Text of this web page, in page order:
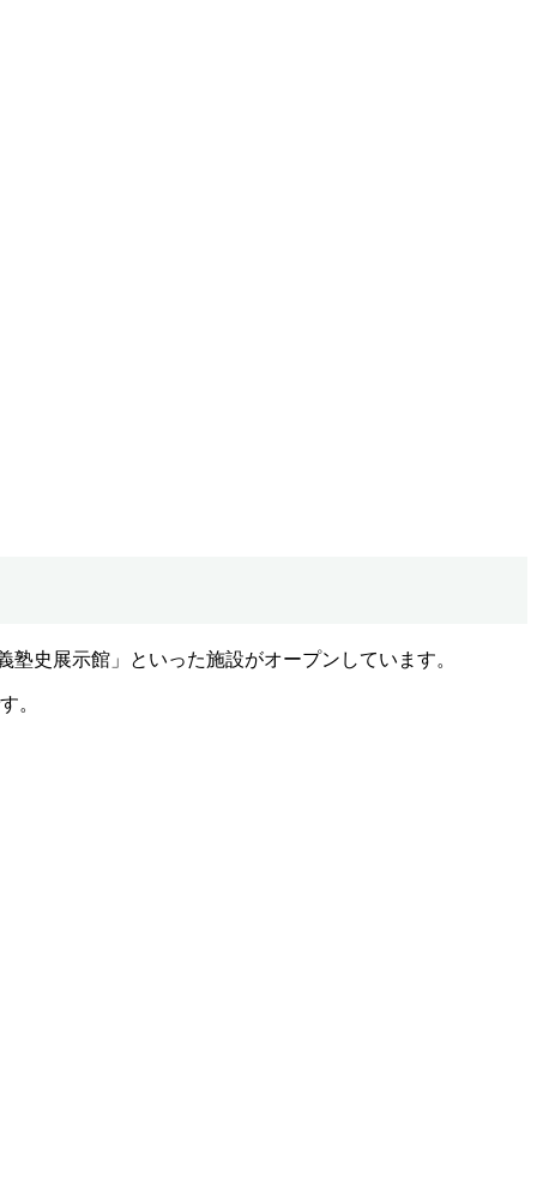
史展示館」といった施設がオープンしています。
。